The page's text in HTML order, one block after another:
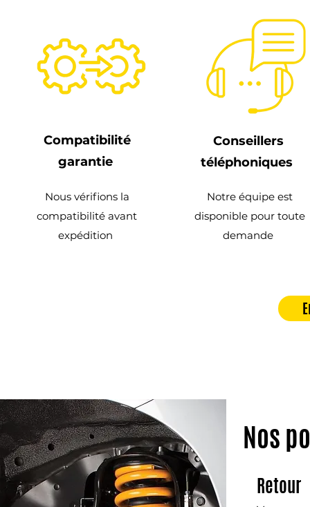
Compatibilité
garantie
Nous vérifions la
compatibilité avant
expédition
Conseillers
téléphoniques
Notre équipe est
disponible pour toute
demande
Nos
Retour